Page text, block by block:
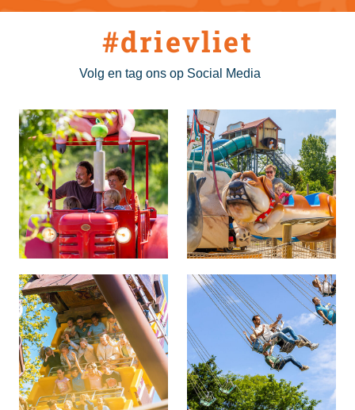
#drievliet
Volg en tag ons op Social Media